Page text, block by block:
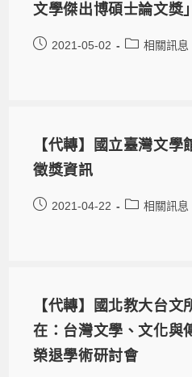
文學傑出博碩士論文獎
2021-05-02 相關訊息
【代轉】國立臺灣文
徵獎資訊
2021-04-22 相關訊息
【代轉】國北教大台
在：台灣文學、文化與
榮退學術研討會